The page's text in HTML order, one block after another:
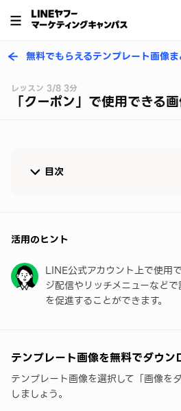
無料でもらえるテンプレート画像ま
レッスン 3/8 3分
「クーポン」で使用できる
目次
管理画面でクーポンを作成する
活用のヒント
LINE公式アカウント上で使用
ジ配信やリッチメニューなど
を促進することができます。
テンプレート画像を無料でダウン
テンプレート画像を選択して「画像を
しましょう。